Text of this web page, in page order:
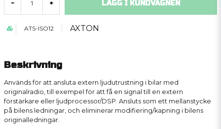
- + LÄGG I KUNDVAGNEN
ATS-ISO12 AXTON
Beskrivning
Används för att ansluta extern ljudutrustning i bilar med
originalradio, till exempel för att få en signal till en extern
förstärkare eller ljudprocessor/DSP. Ansluts som ett mellanstycke
på bilens ledningar, och eliminerar modifiering/kapning i bilens
originalledningar.